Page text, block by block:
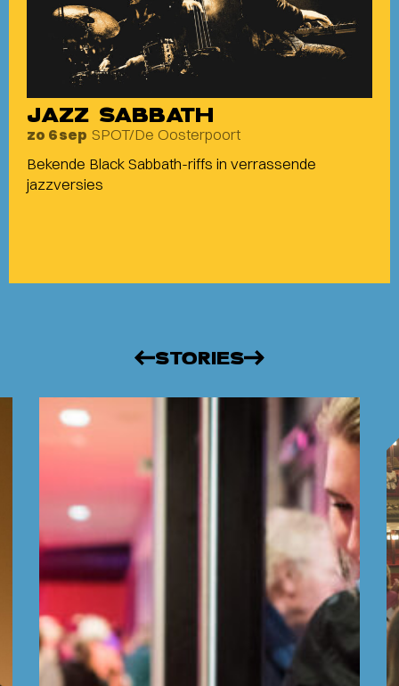
JAZZ SABBATH
zo 6 sep SPOT/De Oosterpoort
Bekende Black Sabbath-riffs in verrassende
jazzversies
STORIES